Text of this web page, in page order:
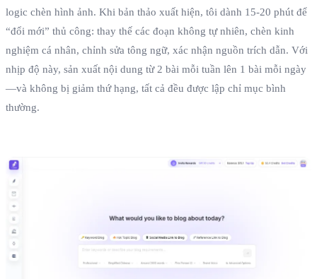
logic chèn hình ảnh. Khi bản thảo xuất hiện, tôi dành 15‑20 phút để
“đổi mới” thủ công: thay thế các đoạn không tự nhiên, chèn kinh
nghiệm cá nhân, chỉnh sửa tông ngữ, xác nhận nguồn trích dẫn. Với
nhịp độ này, sản xuất nội dung từ 2 bài mỗi tuần lên 1 bài mỗi ngày
—và không bị giảm thứ hạng, tất cả đều được lập chỉ mục bình
thường.